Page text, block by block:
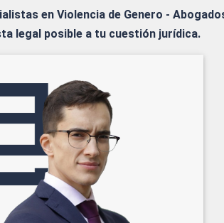
en Violencia de Genero -
legal posible a tu cuestión jurídica.